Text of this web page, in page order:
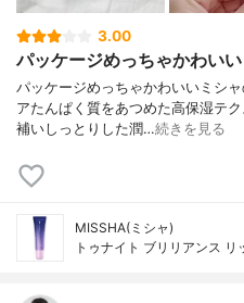
3.00
パッケージめっちゃかわい
パッケージめっちゃかわいいミシ
アたんぱく質をあつめた高保湿テ
補いしっとりした潤…続きを見る
MISSHA(ミシャ)
トゥナイト ブリリアンス リ